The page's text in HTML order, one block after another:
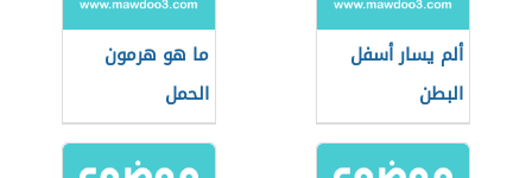
ألم يسار أسفل
البطن
ما هو هرمون
الحمل